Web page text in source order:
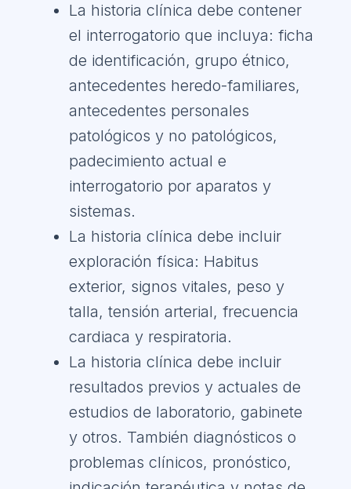
La historia clínica debe contener
el interrogatorio que incluya: ficha
de identificación, grupo étnico,
antecedentes heredo-familiares,
antecedentes personales
patológicos y no patológicos,
padecimiento actual e
interrogatorio por aparatos y
sistemas.
La historia clínica debe incluir
exploración física: Habitus
exterior, signos vitales, peso y
talla, tensión arterial, frecuencia
cardiaca y respiratoria.
La historia clínica debe incluir
resultados previos y actuales de
estudios de laboratorio, gabinete
y otros. También diagnósticos o
problemas clínicos, pronóstico,